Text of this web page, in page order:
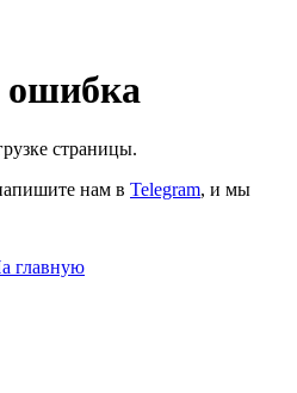
ошибка
страницы.
нам в Telegram, и мы
главную